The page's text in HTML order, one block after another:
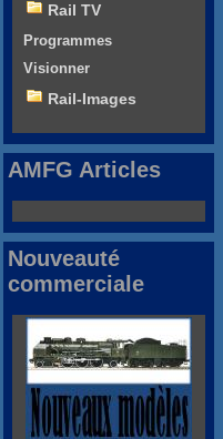
Rail TV
Programmes
Visionner
Rail-Images
AMFG Articles
Nouveauté
commerciale